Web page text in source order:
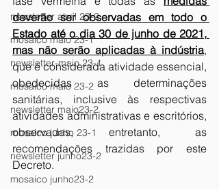
newsletter abril 23-2
mosaico maio 23-1
newsletter-maio 23-1
mosaico maio 23-2
newsletter maio23-2
mosaico junho 23-1
newsletter junho23-2
mosaico junho23-2
deverão ser observadas em todo o
Estado até o dia 30 de junho de 2021,
mas não serão aplicadas à indústria,
que é considerada atividade essencial,
obedecidas as determinações
sanitárias, inclusive às respectivas
atividades administrativas e escritórios,
observadas, entretanto, as
recomendações trazidas por este
Decreto.